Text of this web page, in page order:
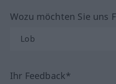
Wozu möchten Sie uns
Ihr Feedback*